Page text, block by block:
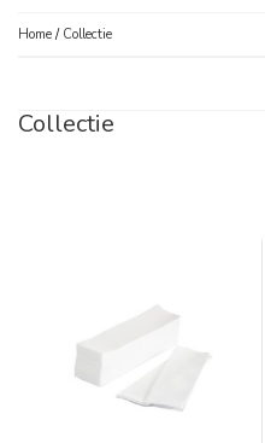
Home / Collectie
Collectie